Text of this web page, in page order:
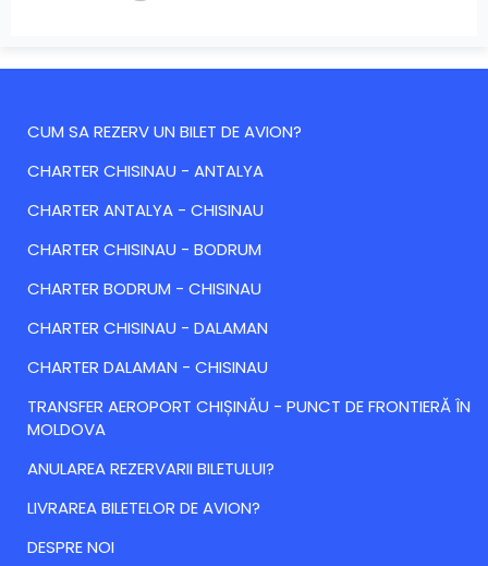
CUM SA REZERV UN BILET DE AVION?
CHARTER CHISINAU - ANTALYA
CHARTER ANTALYA - CHISINAU
CHARTER CHISINAU - BODRUM
CHARTER BODRUM - CHISINAU
CHARTER CHISINAU - DALAMAN
CHARTER DALAMAN - CHISINAU
TRANSFER AEROPORT CHIȘINĂU - PUNCT DE FRONTIERĂ ÎN
MOLDOVA
ANULAREA REZERVARII BILETULUI?
LIVRAREA BILETELOR DE AVION?
DESPRE NOI